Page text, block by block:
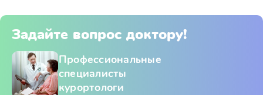
Задайте вопрос доктору!
Профессиональные
специалисты
курортологи